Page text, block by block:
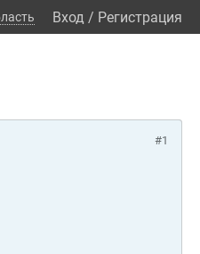
Вход / Регистрация
#1